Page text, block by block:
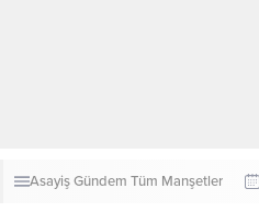
AsayişGündem Tüm Manşetler